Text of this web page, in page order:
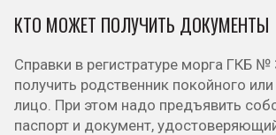
КТО МОЖЕТ ПОЛУЧИТЬ ДОКУМЕНТЫ
Справки в регистратуре морга ГКБ
получить родственник покойного
лицо. При этом надо предъявить
паспорт и документ,